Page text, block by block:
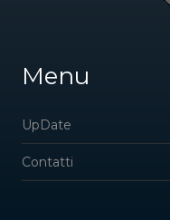
Menu
UpDate
Contatti